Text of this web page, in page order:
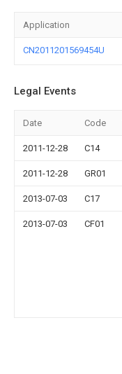
Application
CN2011201569454U
Legal Events
Date Code
2011-12-28 C14
2011-12-28 GR01
2013-07-03 C17
2013-07-03 CF01